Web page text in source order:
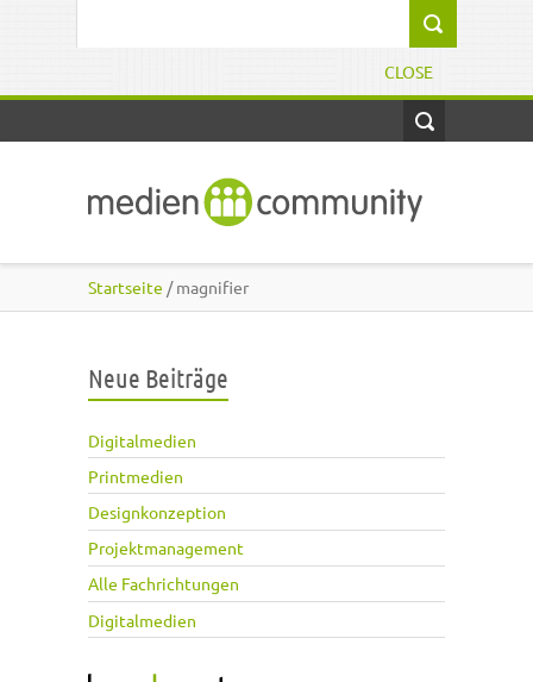
CLOSE
Startseite / magnifier
Neue Beiträge
Digitalmedien
Printmedien
Designkonzeption
Projektmanagement
Alle Fachrichtungen
Digitalmedien